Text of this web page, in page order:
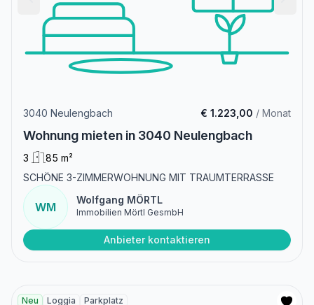
3040 Neulengbach € 1.223,00 / Monat
Wohnung mieten in 3040 Neulengbach
3
85 m²
SCHÖNE 3-ZIMMERWOHNUNG MIT TRAUMTERRASSE
WM
Wolfgang MÖRTL
Immobilien Mörtl GesmbH
Anbieter kontaktieren
Neu Loggia Parkplatz